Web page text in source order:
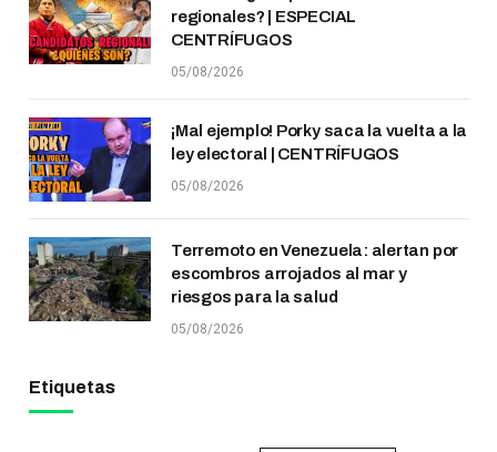
regionales? | ESPECIAL
CENTRÍFUGOS
05/08/2026
¡Mal ejemplo! Porky saca la vuelta a la
ley electoral | CENTRÍFUGOS
05/08/2026
Terremoto en Venezuela: alertan por
escombros arrojados al mar y
riesgos para la salud
05/08/2026
Etiquetas